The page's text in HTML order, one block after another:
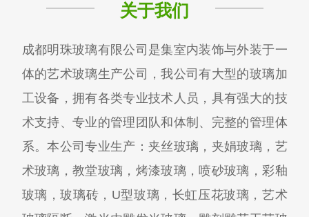
关于我们
成都明珠玻璃有限公司是集室内装饰与外装于一
体的艺术玻璃生产公司，我公司有大型的玻璃加
工设备，拥有各类专业技术人员，具有强大的技
术支持、专业的管理团队和体制、完整的管理体
系。本公司专业生产：夹丝玻璃，夹娟玻璃，艺
术玻璃，教堂玻璃，烤漆玻璃，喷砂玻璃，彩釉
玻璃，玻璃砖，U型玻璃，长虹压花玻璃，艺术